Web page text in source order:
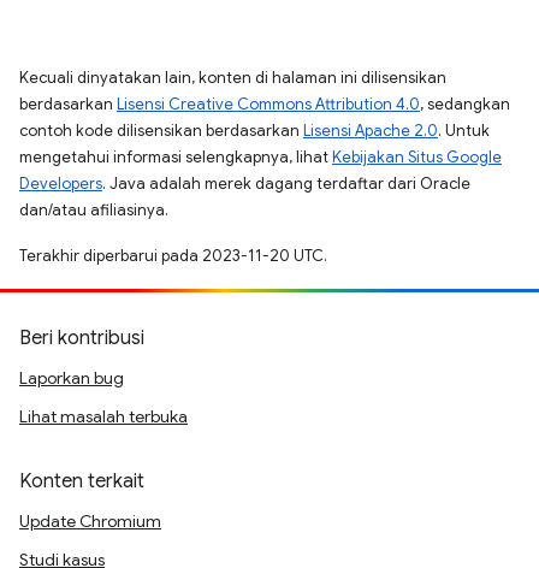
Kecuali dinyatakan lain, konten di halaman ini dilisensikan
berdasarkan Lisensi Creative Commons Attribution 4.0, sedangkan
contoh kode dilisensikan berdasarkan Lisensi Apache 2.0. Untuk
mengetahui informasi selengkapnya, lihatKebijakan Situs Google
Developers. Java adalah merek dagang terdaftar dari Oracle
dan/atau afiliasinya.
Terakhir diperbarui pada 2023-11-20 UTC.
Beri kontribusi
Laporkan bug
Lihat masalah terbuka
Konten terkait
Update Chromium
Studi kasus